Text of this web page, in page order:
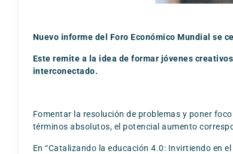
Nuevo informe del Foro Económico Mundial se
Este remite a la idea de formar jóvenes
interconectado.
Fomentar la resolución de problemas y poner
términos absolutos, el potencial aumento
En “Catalizando la educación 4.0: Invirtiendo en